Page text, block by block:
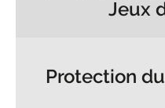
Jeux
Protection